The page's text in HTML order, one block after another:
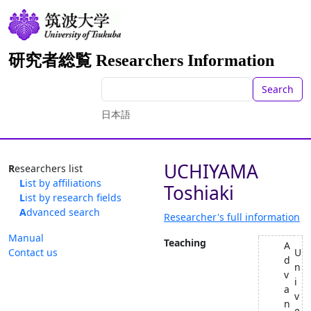
研究者総覧 Researchers Information
Search
日本語
Researchers list
List by affiliations
List by research fields
Advanced search
Manual
Contact us
UCHIYAMA
Toshiaki
Researcher's full information
Teaching
A
d
v
a
n
U
n
i
v